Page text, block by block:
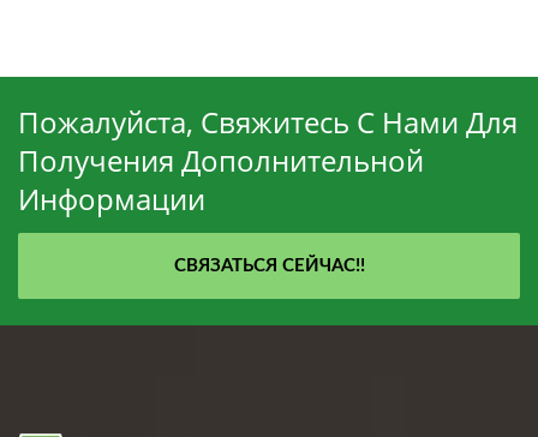
Пожалуйста, Свяжитесь С Нами Для
Получения Дополнительной
Информации
СВЯЗАТЬСЯ СЕЙЧАС!!